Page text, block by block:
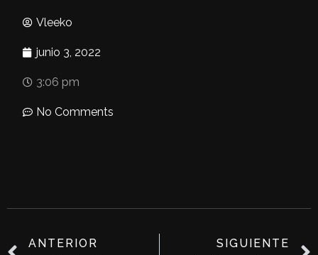
Vleeko
junio 3, 2022
3:06 pm
No Comments
ANTERIOR
SIGUIENTE